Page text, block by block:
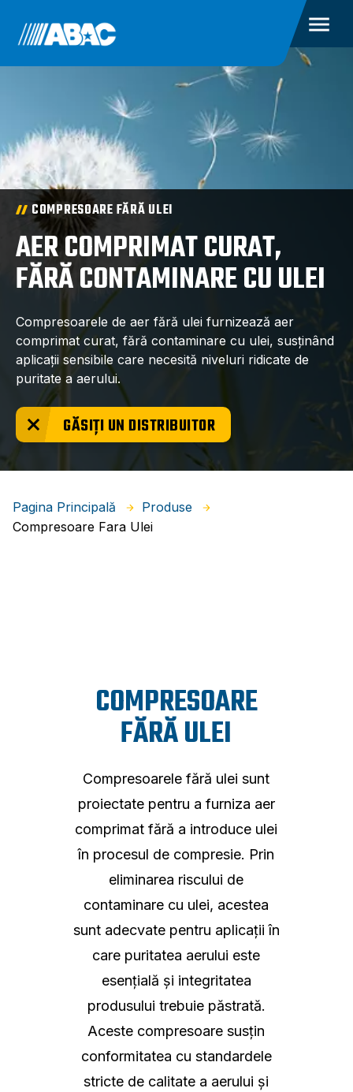
COMPRESOARE FĂRĂ ULEI
AER COMPRIMAT CURAT,
FĂRĂ CONTAMINARE CU ULEI
Compresoarele de aer fără ulei furnizează aer
comprimat curat, fără contaminare cu ulei, susținând
aplicații sensibile care necesită niveluri ridicate de
puritate a aerului.
GĂSIȚI UN DISTRIBUITOR
Pagina Principală
Produse
Compresoare Fara Ulei
COMPRESOARE
FĂRĂ ULEI
Compresoarele fără ulei sunt
proiectate pentru a furniza aer
comprimat fără a introduce ulei
în procesul de compresie. Prin
eliminarea riscului de
contaminare cu ulei, acestea
sunt adecvate pentru aplicații în
care puritatea aerului este
esențială și integritatea
produsului trebuie păstrată.
Aceste compresoare susțin
conformitatea cu standardele
stricte de calitate a aerului și